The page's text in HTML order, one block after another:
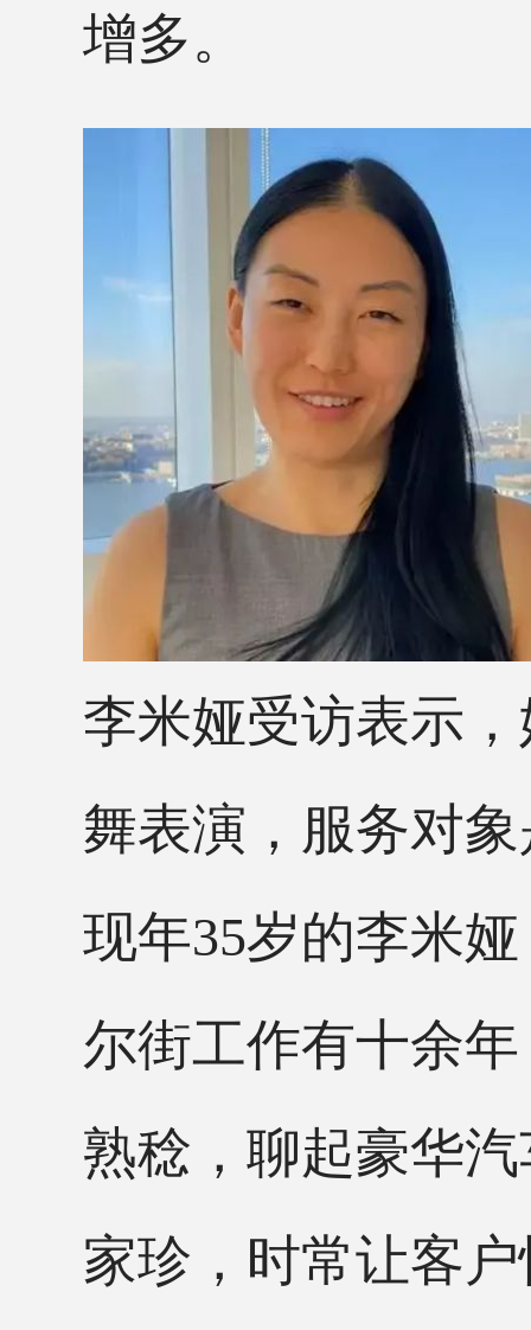
增多。
李米娅受访表示
舞表演，服务对
现年35岁的李米
尔街工作有十余
熟稔，聊起豪华
家珍，时常让客